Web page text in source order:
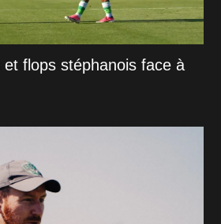
flops stéphanois face à